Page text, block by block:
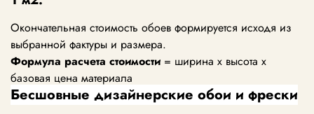
Окончательная стоимость обоев формируется исходя из
выбранной фактуры и размера.
Формула расчета стоимости = ширина х высота х
базовая цена материала
Бесшовные дизайнерские обои и фрески